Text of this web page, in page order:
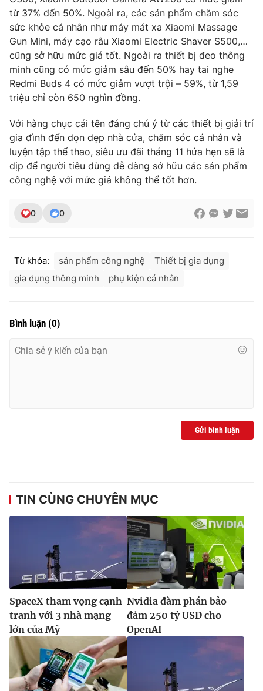
VTV Money VTV Thể thao
VTV Sức khoẻ Bất động sản
Thị trường 24h Tấm lòng Việt
VTV4 Vươn mình bằng AI
VTV9 VTV8
Liên hệ tòa soạn English
Cơ quan báo chí:Thời báo VTV
Liên hệ quảng cáo: 024-7300.7108
® Cấm sao chép dưới mọi hình thức nếu không có sự chấp
thuận bằng văn bản. Ghi rõ nguồn VTV.vn khi phát hành lại
thông tin từ website này.
từ 37% đến 50%. Ngoài ra, các sản phẩm chăm sóc
sức khỏe cá nhân như máy mát xa Xiaomi Massage
Gun Mini, máy cạo râu Xiaomi Electric Shaver S500,…
cũng sở hữu mức giá tốt. Ngoài ra thiết bị đeo thông
minh cũng có mức giảm sâu đến 50% hay tai nghe
Redmi Buds 4 có mức giảm vượt trội – 59%, từ 1,59
triệu chỉ còn 650 nghìn đồng.
Với hàng chục cái tên đáng chú ý từ các thiết bị giải trí
gia đình đến dọn dẹp nhà cửa, chăm sóc cá nhân và
luyện tập thể thao, siêu ưu đãi tháng 11 hứa hẹn sẽ là
dịp để người tiêu dùng dễ dàng sở hữu các sản phẩm
công nghệ với mức giá không thể tốt hơn.
0 0
Từ khóa: sản phẩm công nghệ
Thiết bị gia dụng
gia dụng thông minh
phụ kiện cá nhân
Bình luận (0)
Gửi bình luận
TIN CÙNG CHUYÊN MỤC
SpaceX tham vọng cạnh
tranh với 3 nhà mạng
lớn của Mỹ
Nvidia đàm phán bảo
đảm 250 tỷ USD cho
OpenAI